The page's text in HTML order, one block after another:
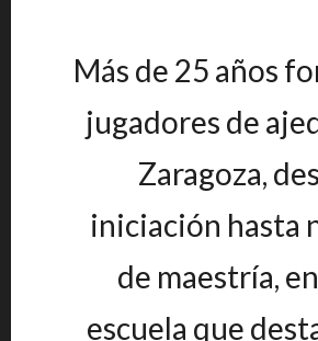
Más de 25 años
jugadores de
Zaragoza,
iniciación hasta
de maestría,
escuela que